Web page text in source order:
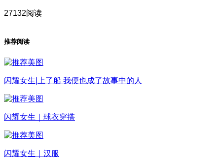
27132阅读
推荐阅读
闪耀女生|上了船 我便也成了故事中的人
闪耀女生｜球衣穿搭
闪耀女生｜汉服